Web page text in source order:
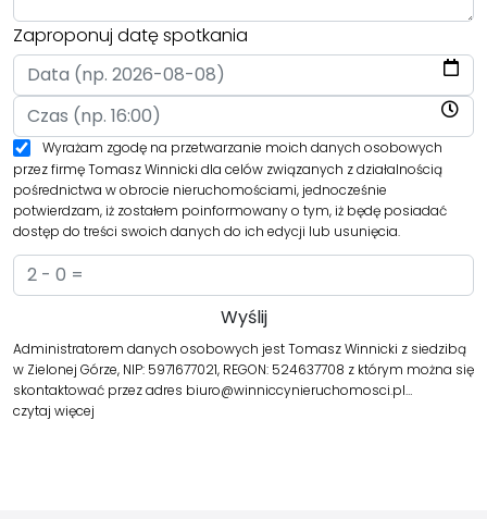
Zaproponuj datę spotkania
Wyrażam zgodę na przetwarzanie moich danych osobowych
przez firmę Tomasz Winnicki dla celów związanych z działalnością
pośrednictwa w obrocie nieruchomościami, jednocześnie
potwierdzam, iż zostałem poinformowany o tym, iż będę posiadać
dostęp do treści swoich danych do ich edycji lub usunięcia.
Administratorem danych osobowych jest Tomasz Winnicki z siedzibą
w Zielonej Górze, NIP: 5971677021, REGON: 524637708 z którym można się
skontaktować przez adres biuro@winniccynieruchomosci.pl…
czytaj więcej